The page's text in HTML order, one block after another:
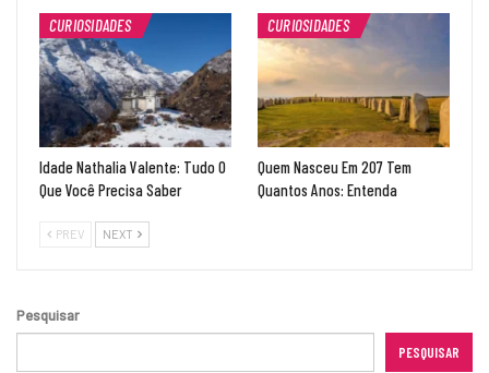
CURIOSIDADES
Idade Nathalia Valente: Tudo O
Que Você Precisa Saber
CURIOSIDADES
Quem Nasceu Em 207 Tem
Quantos Anos: Entenda
PREV NEXT
Pesquisar
PESQUISAR